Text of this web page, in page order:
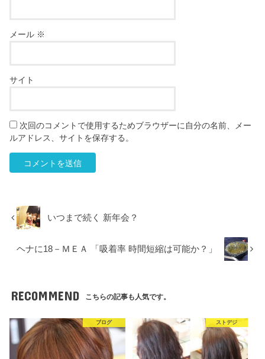
メール ※
サイト
次回のコメントで使用するためブラウザーに自分の名前、メー
ルアドレス、サイトを保存する。
いつまで続く 新年会？
ヘナに18－ＭＥＡ 「吸着率 時間短縮は可能か？」
RECOMMEND こちらの記事も人気です。
ブログ ストデジ